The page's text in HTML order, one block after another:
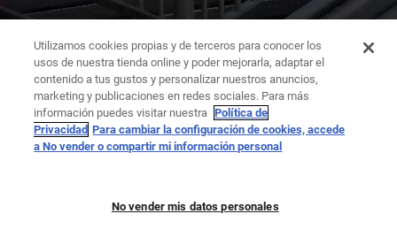
Utilizamos cookies propias y de terceros para conocer los
usos de nuestra tienda online y poder mejorarla, adaptar el
contenido a tus gustos y personalizar nuestros anuncios,
marketing y publicaciones en redes sociales. Para más
información puedes visitar nuestra Política de
Privacidad Para cambiar la configuración de cookies, accede
a No vender o compartir mi información personal
No vender mis datos personales